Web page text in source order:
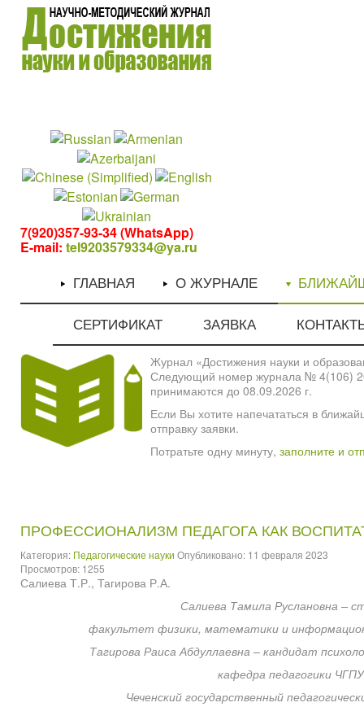
7(920)357-93-34 (WhatsApp)
E-mail: tel9203579334@ya.ru
ГЛАВНАЯ О ЖУРНАЛЕ
СЕРТИФИКАТ ЗАЯВКА
Журнал «Достижения науки и
Следующий номер журнала № 4(106)
принимаются до 08.09.2026 г.
Если Вы хотите напечататься в
отправку заявки.
Потратьте одну минуту, заполните и
ПРОФЕССИОНАЛИЗМ ПЕДАГОГА КАК
Категория: Педагогические науки Опубликовано: 11 февраля 2023
Просмотров: 1255
Салиева Т.Р., Тагирова Р.А.
Салиева Тамила Руслановна –
факультет физики, математики и
Тагирова Раиса Абдуллаевна – кандидат
кафедра педагогики
Чеченский государственный